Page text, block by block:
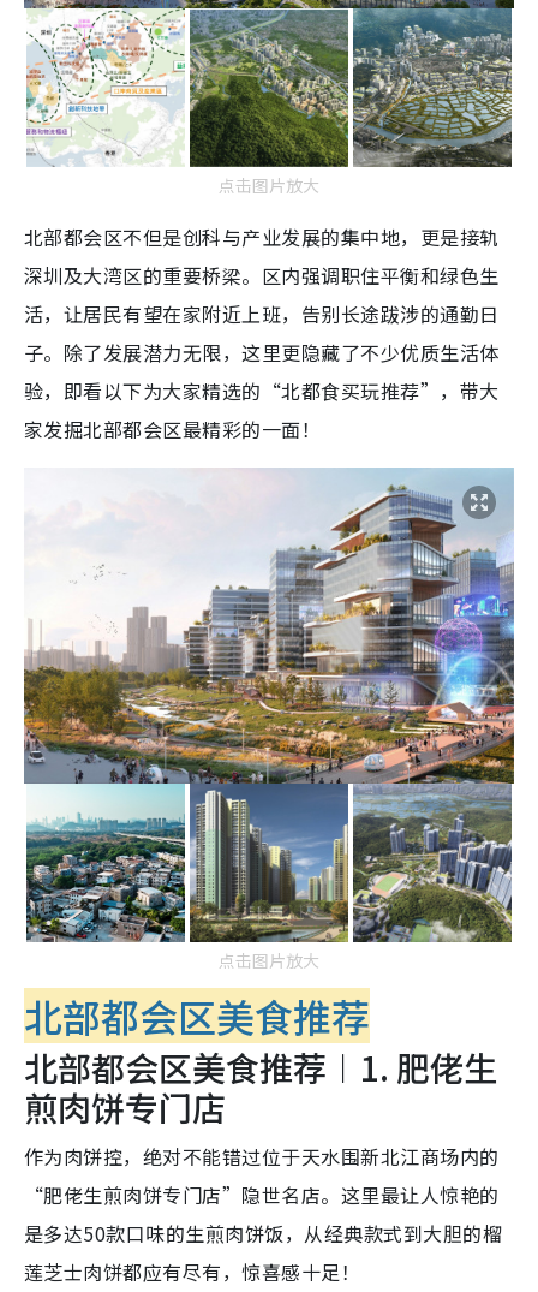
点击图片放大
北部都会区不但是创科与产业发展的集中地，更是接轨
深圳及大湾区的重要桥梁。区内强调职住平衡和绿色生
活，让居民有望在家附近上班，告别长途跋涉的通勤日
子。除了发展潜力无限，这里更隐藏了不少优质生活体
验，即看以下为大家精选的“北都食买玩推荐”，带大
家发掘北部都会区最精彩的一面！
点击图片放大
北部都会区美食推荐
北部都会区美食推荐︱1. 肥佬生
煎肉饼专门店
作为肉饼控，绝对不能错过位于天水围新北江商场内的
“肥佬生煎肉饼专门店”隐世名店。这里最让人惊艳的
是多达50款口味的生煎肉饼饭，从经典款式到大胆的榴
莲芝士肉饼都应有尽有，惊喜感十足！